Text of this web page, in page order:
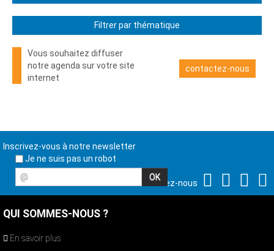
Filtrer par thématique
Vous souhaitez diffuser
notre agenda sur votre site
internet
contactez-nous
Inscrivez-vous à notre newsletter
Je ne suis pas un robot
@
Suivez-nous
QUI SOMMES-NOUS ?
En savoir plus